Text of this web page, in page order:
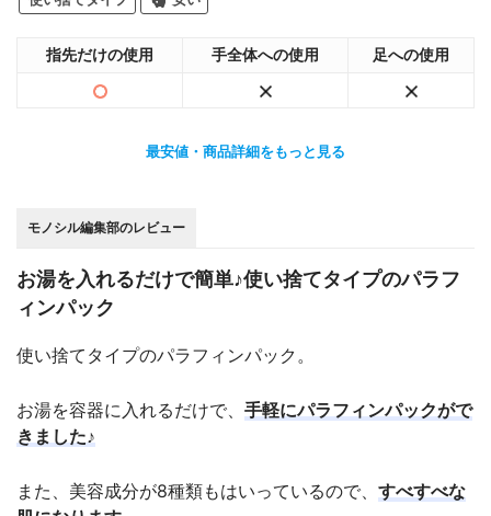
指先だけの使用 手全体への使用 足への使用
最安値・商品詳細をもっと見る
モノシル編集部のレビュー
お湯を入れるだけで簡単♪使い捨てタイプのパラフ
ィンパック
使い捨てタイプのパラフィンパック。
お湯を容器に入れるだけで、 手軽にパラフィンパックがで
きました♪
また、美容成分が8種類もはいっているので、 すべすべな